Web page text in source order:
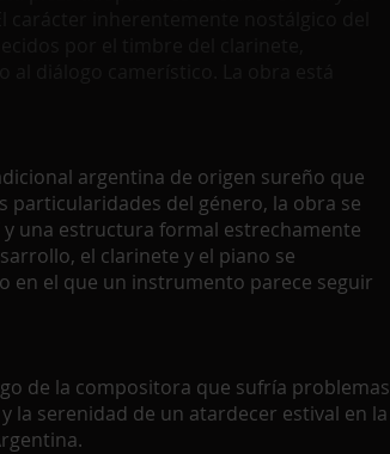
argentina de origen sureño que
particularidades del género, la obra se
una estructura formal estrechamente
el clarinete y el piano se
el que un instrumento parece seguir
de la compositora que sufría problemas
la serenidad de un atardecer estival en la